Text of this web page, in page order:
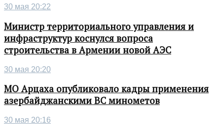
30 мая 20:22
Министр территориального управления и
инфраструктур коснулся вопроса
строительства в Армении новой АЭС
30 мая 20:20
МО Арцаха опубликовало кадры применения
азербайджанскими ВС минометов
30 мая 20:16